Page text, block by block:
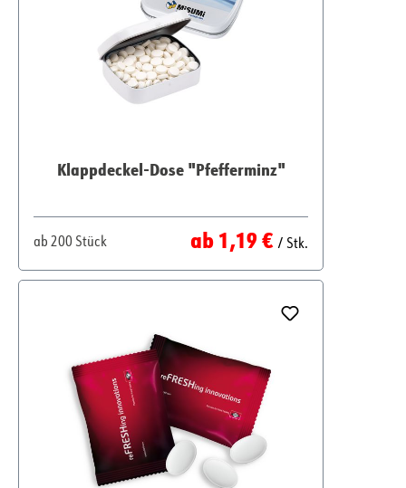
Klappdeckel-Dose "Pfefferminz"
ab 200 Stück Regulärer Preis:
ab1,19 € / Stk.